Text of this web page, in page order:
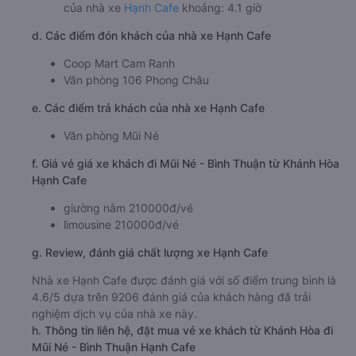
của nhà xe Hạnh Cafe khoảng: 4.1 giờ
d. Các điểm đón khách của nhà xe Hạnh Cafe
Coop Mart Cam Ranh
Văn phòng 106 Phong Châu
e. Các điểm trả khách của nhà xe Hạnh Cafe
Văn phòng Mũi Né
f. Giá vé giá xe khách đi Mũi Né - Bình Thuận từ Khánh Hòa
Hạnh Cafe
giường nằm 210000đ/vé
limousine 210000đ/vé
g. Review, đánh giá chất lượng xe Hạnh Cafe
Nhà xe Hạnh Cafe được đánh giá với số điểm trung bình là
4.6/5 dựa trên 9206 đánh giá của khách hàng đã trải
nghiệm dịch vụ của nhà xe này.
h. Thông tin liên hệ, đặt mua vé xe khách từ Khánh Hòa đi
Mũi Né - Bình Thuận Hạnh Cafe